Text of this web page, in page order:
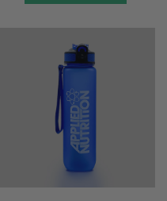
APERÇU RAPIDE